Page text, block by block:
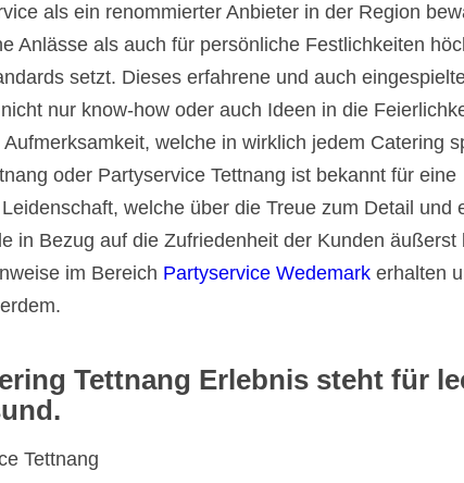
als ein renommierter Anbieter in der Region
Anlässe als auch für persönliche Festlichkeiten
setzt. Dieses erfahrene und auch
nur know-how oder auch Ideen in die
welche in wirklich jedem Catering
oder Partyservice Tettnang ist bekannt für eine
welche über die Treue zum Detail und
in Bezug auf die Zufriedenheit der Kunden äußerst
im Bereich Partyservice Wedemark erhalten
Tettnang Erlebnis steht für